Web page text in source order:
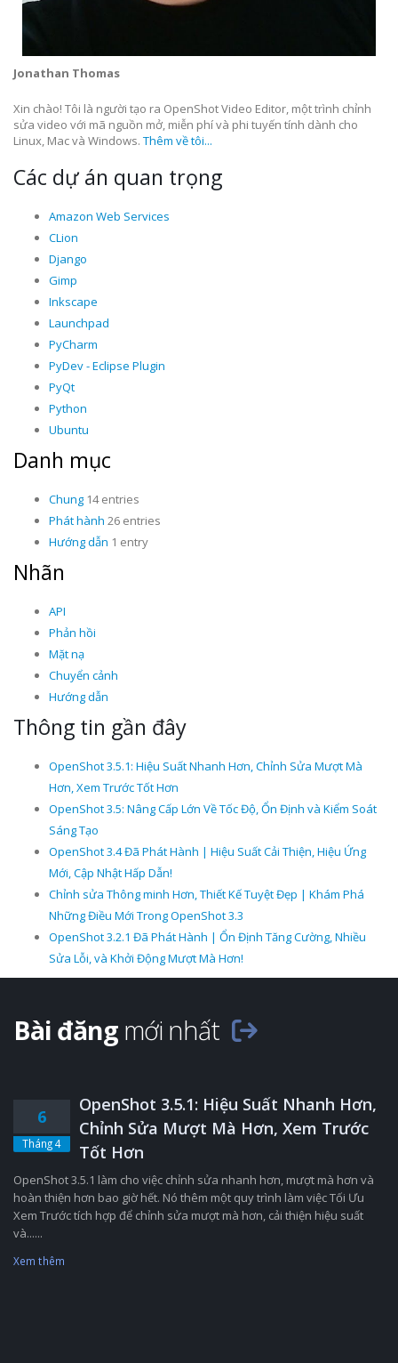
Jonathan Thomas
Xin chào! Tôi là người tạo ra OpenShot Video Editor, một trình chỉnh
sửa video với mã nguồn mở, miễn phí và phi tuyến tính dành cho
Linux, Mac và Windows. Thêm về tôi...
Các dự án quan trọng
Amazon Web Services
CLion
Django
Gimp
Inkscape
Launchpad
PyCharm
PyDev - Eclipse Plugin
PyQt
Python
Ubuntu
Danh mục
Chung 14 entries
Phát hành 26 entries
Hướng dẫn 1 entry
Nhãn
API
Phản hồi
Mặt nạ
Chuyển cảnh
Hướng dẫn
Thông tin gần đây
OpenShot 3.5.1: Hiệu Suất Nhanh Hơn, Chỉnh Sửa Mượt Mà
Hơn, Xem Trước Tốt Hơn
OpenShot 3.5: Nâng Cấp Lớn Về Tốc Độ, Ổn Định và Kiểm Soát
Sáng Tạo
OpenShot 3.4 Đã Phát Hành | Hiệu Suất Cải Thiện, Hiệu Ứng
Mới, Cập Nhật Hấp Dẫn!
Chỉnh sửa Thông minh Hơn, Thiết Kế Tuyệt Đẹp | Khám Phá
Những Điều Mới Trong OpenShot 3.3
OpenShot 3.2.1 Đã Phát Hành | Ổn Định Tăng Cường, Nhiều
Sửa Lỗi, và Khởi Động Mượt Mà Hơn!
Bài đăng mới nhất
6
Tháng 4
OpenShot 3.5.1: Hiệu Suất Nhanh Hơn,
Chỉnh Sửa Mượt Mà Hơn, Xem Trước
Tốt Hơn
OpenShot 3.5.1 làm cho việc chỉnh sửa nhanh hơn, mượt mà hơn và
hoàn thiện hơn bao giờ hết. Nó thêm một quy trình làm việc Tối Ưu
Xem Trước tích hợp để chỉnh sửa mượt mà hơn, cải thiện hiệu suất
và......
Xem thêm